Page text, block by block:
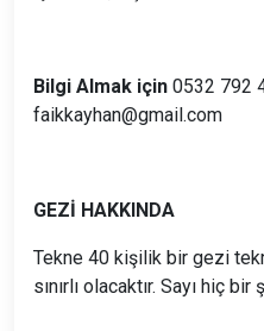
Bilgi Almak için 0532 792
faikkayhan@gmail.com
GEZİ HAKKINDA
Tekne 40 kişilik bir gezi
sınırlı olacaktır. Sayı hiç